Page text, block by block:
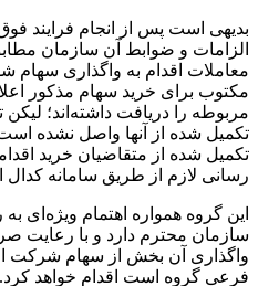
بدیهی است پس از انجام فرایند
الزامات و ضوابط آن سازمان
معاملات اقدام به واگذاری
مکتوب برای خرید سهام مذکور
مربوطه را دریافت داشته‌اند؛ لیکن
تکمیل شده از آنها واصل نشده
تکمیل شده از متقاضیان خرید
رسانی لازم از طریق سامانه کدال
این گروه همواره اهتمام ویژه‌ای
سازمان محترم دارد و با رعایت
واگذاری آن بخش از سهام شرکت
فرعی گروه است اقدام خواهد